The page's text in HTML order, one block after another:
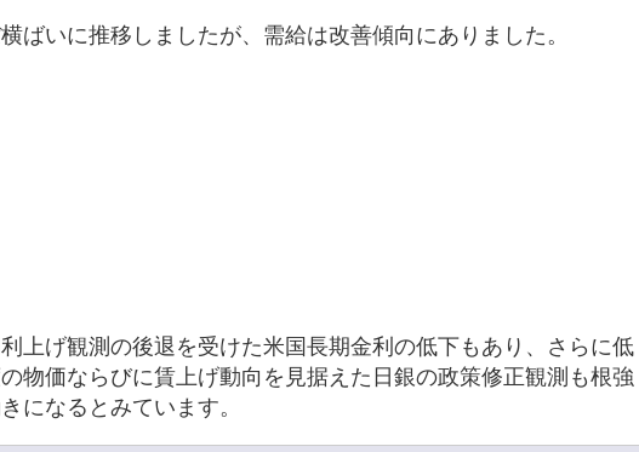
ばいに推移しましたが、需給は改善傾向にありました。
上げ観測の後退を受けた米国長期金利の低下もあり、さらに低
物価ならびに賃上げ動向を見据えた日銀の政策修正観測も根強
になるとみています。